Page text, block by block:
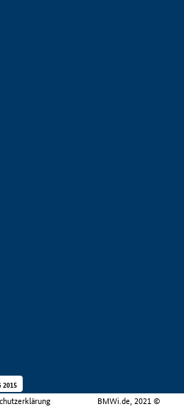
BMWi.de, 2021 ©
2015